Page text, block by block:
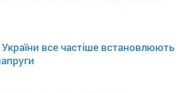
все частіше встановлюють